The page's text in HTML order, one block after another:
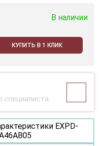
В наличии
КУПИТЬ В 1 КЛИК
специалиста
EXPD-